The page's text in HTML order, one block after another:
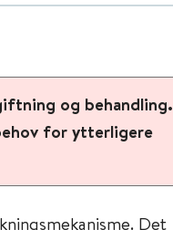
og behandling.
for ytterligere
Det